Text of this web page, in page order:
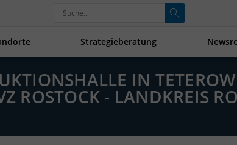
Strategieberatung
IN
ROSTOCK - LANDKREIS